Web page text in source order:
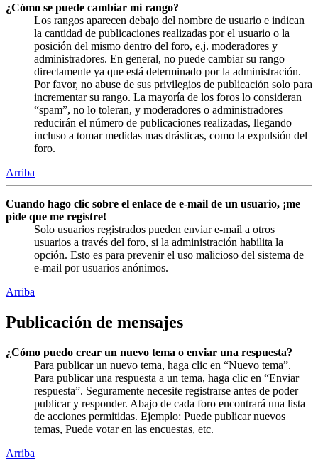
¿Cómo se puede cambiar mi rango?
Los rangos aparecen debajo del nombre de usuario e indican
la cantidad de publicaciones realizadas por el usuario o la
posición del mismo dentro del foro, e.j. moderadores y
administradores. En general, no puede cambiar su rango
directamente ya que está determinado por la administración.
Por favor, no abuse de sus privilegios de publicación solo para
incrementar su rango. La mayoría de los foros lo consideran
“spam”, no lo toleran, y moderadores o administradores
reducirán el número de publicaciones realizadas, llegando
incluso a tomar medidas mas drásticas, como la expulsión del
foro.
Arriba
Cuando hago clic sobre el enlace de e-mail de un usuario, ¡me
pide que me registre!
Solo usuarios registrados pueden enviar e-mail a otros
usuarios a través del foro, si la administración habilita la
opción. Esto es para prevenir el uso malicioso del sistema de
e-mail por usuarios anónimos.
Arriba
Publicación de mensajes
¿Cómo puedo crear un nuevo tema o enviar una respuesta?
Para publicar un nuevo tema, haga clic en “Nuevo tema”.
Para publicar una respuesta a un tema, haga clic en “Enviar
respuesta”. Seguramente necesite registrarse antes de poder
publicar y responder. Abajo de cada foro encontrará una lista
de acciones permitidas. Ejemplo: Puede publicar nuevos
temas, Puede votar en las encuestas, etc.
Arriba